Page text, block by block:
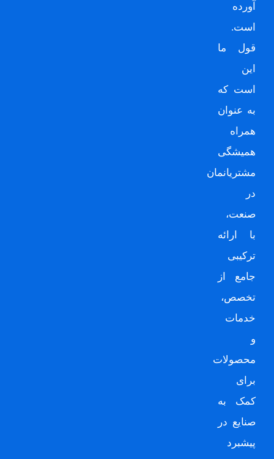
آورده
است.
قول ما
این
است که
به عنوان
همراه
همیشگی
مشتریانمان
در
صنعت،
با ارائه
ترکیبی
جامع از
تخصص،
خدمات
و
محصولات
برای
کمک به
صنایع در
پیشبرد